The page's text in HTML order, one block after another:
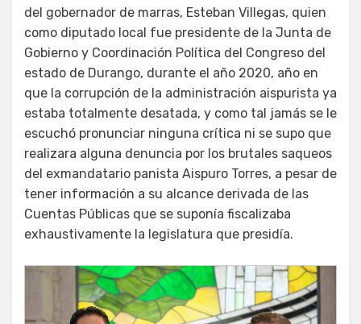
del gobernador de marras, Esteban Villegas, quien
como diputado local fue presidente de la Junta de
Gobierno y Coordinación Política del Congreso del
estado de Durango, durante el año 2020, año en
que la corrupción de la administración aispurista ya
estaba totalmente desatada, y como tal jamás se le
escuchó pronunciar ninguna crítica ni se supo que
realizara alguna denuncia por los brutales saqueos
del exmandatario panista Aispuro Torres, a pesar de
tener información a su alcance derivada de las
Cuentas Públicas que se suponía fiscalizaba
exhaustivamente la legislatura que presidía.